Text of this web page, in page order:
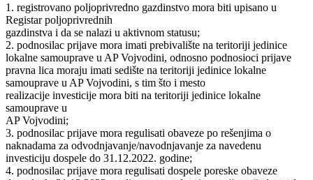
1. registrovano poljoprivredno gazdinstvo mora biti upisano u
Registar poljoprivrednih
gazdinstva i da se nalazi u aktivnom statusu;
2. podnosilac prijave mora imati prebivalište na teritoriji jedinice
lokalne samouprave u AP Vojvodini, odnosno podnosioci prijave
pravna lica moraju imati sedište na teritoriji jedinice lokalne
samouprave u AP Vojvodini, s tim što i mesto
realizacije investicije mora biti na teritoriji jedinice lokalne
samouprave u
AP Vojvodini;
3. podnosilac prijave mora regulisati obaveze po rešenjima o
naknadama za odvodnjavanje/navodnjavanje za navedenu
investiciju dospele do 31.12.2022. godine;
4. podnosilac prijave mora regulisati dospele poreske obaveze